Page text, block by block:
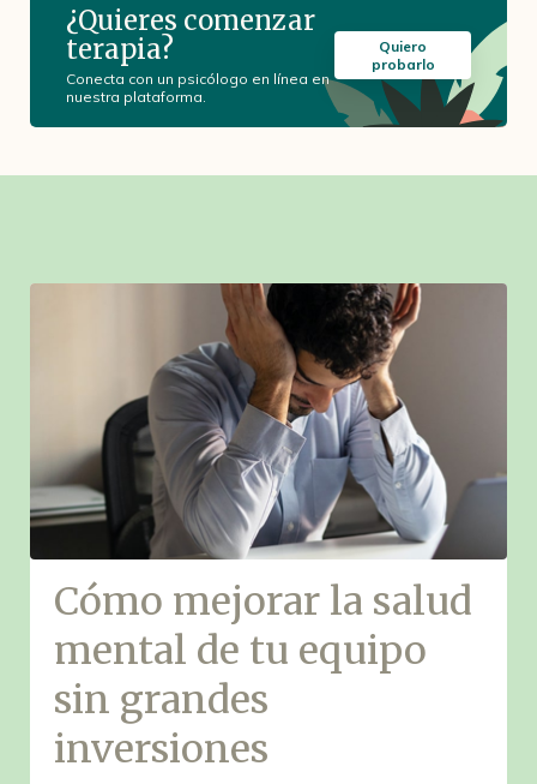
¿Quieres comenzar
terapia?
Conecta con un psicólogo en línea en
nuestra plataforma.
Quiero
probarlo
Cómo mejorar la salud
mental de tu equipo
sin grandes
inversiones